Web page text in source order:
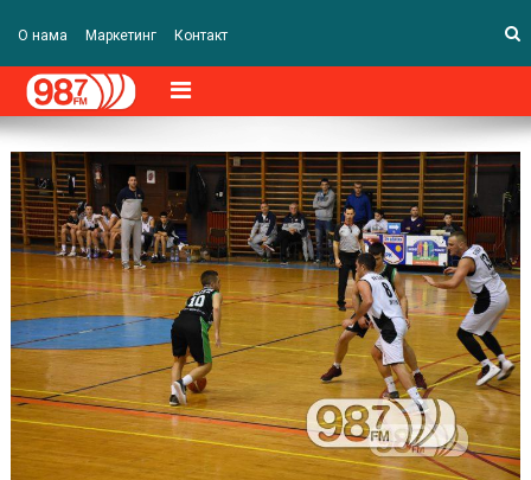
О нама Маркетинг Контакт